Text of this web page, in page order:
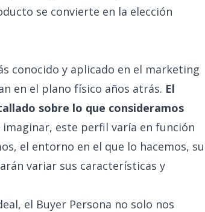
se convierte en la elección
conocido y aplicado en el marketing
en el plano físico años atrás. El
sobre lo que consideramos
imaginar, este perfil varía en función
el entorno en el que lo hacemos, su
variar sus características y
el Buyer Persona no solo nos